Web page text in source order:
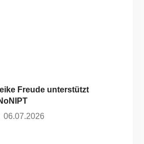
Freude unterstützt
06.07.2026